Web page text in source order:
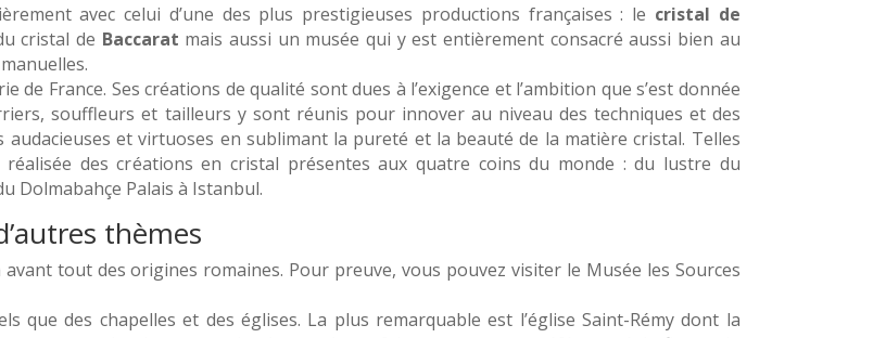
avec celui d’une des plus prestigieuses productions françaises : le cristal de
cristal de Baccarat mais aussi un musée qui y est entièrement consacré aussi bien au
de France. Ses créations de qualité sont dues à l’exigence et l’ambition que s’est donnée
souffleurs et tailleurs y sont réunis pour innover au niveau des techniques et des
et virtuoses en sublimant la pureté et la beauté de la matière cristal. Telles
des créations en cristal présentes aux quatre coins du monde : du lustre du
Dolmabahçe Palais à Istanbul.
thèmes
tout des origines romaines. Pour preuve, vous pouvez visiter le Musée les Sources
que des chapelles et des églises. La plus remarquable est l’église Saint-Rémy dont la